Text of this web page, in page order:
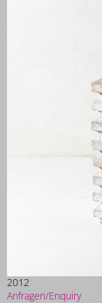
2012
Anfragen/Enquiry